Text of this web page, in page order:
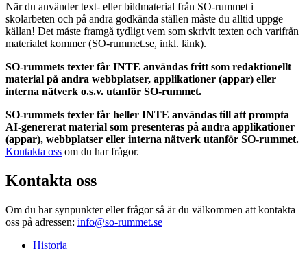
När du använder text- eller bildmaterial från SO-rummet i
skolarbeten och på andra godkända ställen måste du alltid uppge
källan! Det måste framgå tydligt vem som skrivit texten och varifrån
materialet kommer (SO-rummet.se, inkl. länk).
SO-rummets texter får INTE användas fritt som redaktionellt
material på andra webbplatser, applikationer (appar) eller
interna nätverk o.s.v. utanför SO-rummet.
SO-rummets texter får heller INTE användas till att prompta
AI-genererat material som presenteras på andra applikationer
(appar), webbplatser eller interna nätverk utanför SO-rummet.
Kontakta oss om du har frågor.
Kontakta oss
Om du har synpunkter eller frågor så är du välkommen att kontakta
oss på adressen: info@so-rummet.se
Historia